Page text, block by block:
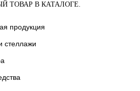
ТОВАР В КАТАЛОГЕ.
продукция
стеллажи